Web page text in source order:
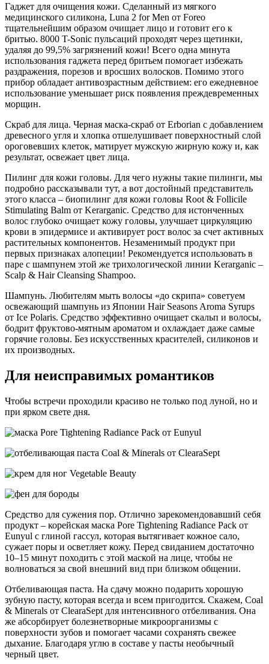
Гаджет для очищения кожи. Сделанный из мягкого
медицинского силикона, Luna 2 for Men от Foreo
тщательнейшим образом очищает лицо и готовит его к
бритью. 8000 T-Sonic пульсаций проходят через щетинки,
удаляя до 99,5% загрязнений кожи! Всего одна минута
использования гаджета перед бритьем помогает избежать
раздражения, порезов и вросших волосков. Помимо этого
прибор обладает антивозрастным действием: его ежедневное
использование уменьшает риск появления преждевременных
морщин.
Скраб для лица. Черная маска-скраб от Erborian с добавлением
древесного угля и хлопка отшелушивает поверхностный слой
ороговевших клеток, матирует мужскую жирную кожу и, как
результат, освежает цвет лица.
Пилинг для кожи головы. Для чего нужны такие пилинги, мы
подробно рассказывали тут, а вот достойный представитель
этого класса – биопилинг для кожи головы Root & Follicile
Stimulating Balm от Kerarganic. Средство для истонченных
волос глубоко очищает кожу головы, улучшает циркуляцию
крови в эпидермисе и активирует рост волос за счет активных
растительных компонентов. Незаменимый продукт при
первых признаках алопеции! Рекомендуется использовать в
паре с шампунем этой же трихологической линии Kerarganic –
Scalp & Hair Cleansing Shampoo.
Шампунь. Любителям мыть волосы «до скрипа» советуем
освежающий шампунь из Японии Hair Seasons Aroma Syrups
от Ice Polaris. Средство эффективно очищает скальп и волосы,
бодрит фруктово-мятным ароматом и охлаждает даже самые
горячие головы. Без искусственных красителей, силиконов и
их производных.
Для неисправимых романтиков
Чтобы встречи проходили красиво не только под луной, но и
при ярком свете дня.
Средство для сужения пор. Отлично зарекомендовавший себя
продукт – корейская маска Pore Tightening Radiance Pack от
Eunyul с глиной гассул, которая вытягивает кожное сало,
сужает поры и осветляет кожу. Перед свиданием достаточно
10–15 минут походить с этой маской на лице, чтобы не
волноваться за свой внешний вид при близком общении.
Отбеливающая паста. На сдачу можно подарить хорошую
зубную пасту, которая всегда и всем пригодится. Скажем, Coal
& Minerals от ClearaSept для интенсивного отбеливания. Она
же абсорбирует болезнетворные микроорганизмы с
поверхности зубов и помогает часами сохранять свежее
дыхание. Благодаря углю в составе у пасты необычный
черный цвет.